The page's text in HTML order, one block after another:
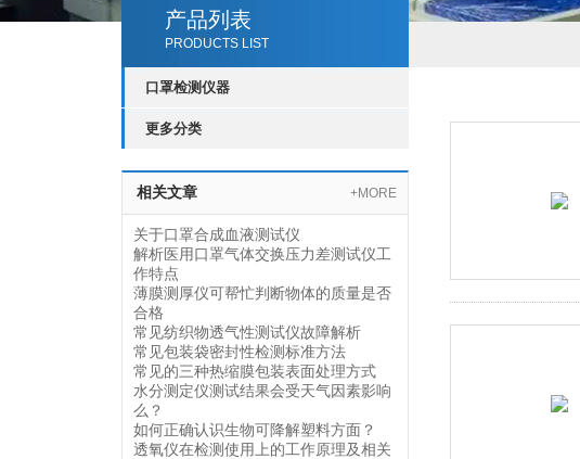
产品列表
PRODUCTS LIST
口罩检测仪器
更多分类
相关文章 +MORE
关于口罩合成血液测试仪
解析医用口罩气体交换压力差测试仪工
作特点
薄膜测厚仪可帮忙判断物体的质量是否
合格
常见纺织物透气性测试仪故障解析
常见包装袋密封性检测标准方法
常见的三种热缩膜包装表面处理方式
水分测定仪测试结果会受天气因素影响
么？
如何正确认识生物可降解塑料方面？
透氧仪在检测使用上的工作原理及相关